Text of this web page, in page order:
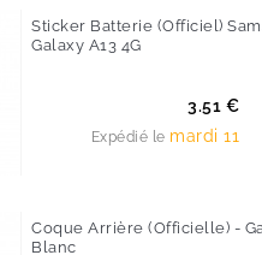
Sticker Batterie (Officiel)
Galaxy A13 4G
Prix
3.51 €
Expédié le mardi 11
Coque Arrière (Officielle) -
Blanc